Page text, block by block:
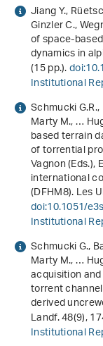
Jiang Y.,
Ginzler C.,
of space-
dynamics in
(15 pp.).
Institutional
Schmucki
Marty M., …
based terrain
of torrential
Vagnon (Eds.),
international
(DFHM8). Les
doi:10.1051/
Institutional
Schmucki G.,
Marty M., …
acquisition
torrent
derived
Landf.48(9),
Institutional